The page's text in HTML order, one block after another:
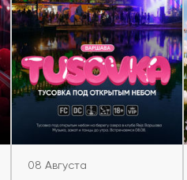
08 Августа
TUSOVKA OPEN AIR в
Варшаве
Warsaw
08 Августа